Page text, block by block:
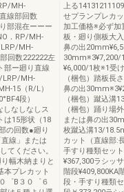
MH-
線部回数
部混在ーーー
．RP/MH-
MH-
回数222222左
部ー廻り直線
LRP/MH-
15（R/L）
段）
しなしなしス
は15形状（18
の回数●廻り
線」または
てください。
幅木納まりと
本プレカット
゜B３０゜６
上る
せプランプレカ
加工価格※必ず加
板・廻り側板大
鼻の出
30mm※3¥7,200/
¥6,000/1枚※1受
（梱包）踏板長
鼻の出
（梱包）蹴込溝
（梱包）踊り場
または鼻の出
枚蹴込溝13/
カット（直線部:
手すり種類セッ
¥367,300ラシッ
階段¥409,800KA
段・手すり種類